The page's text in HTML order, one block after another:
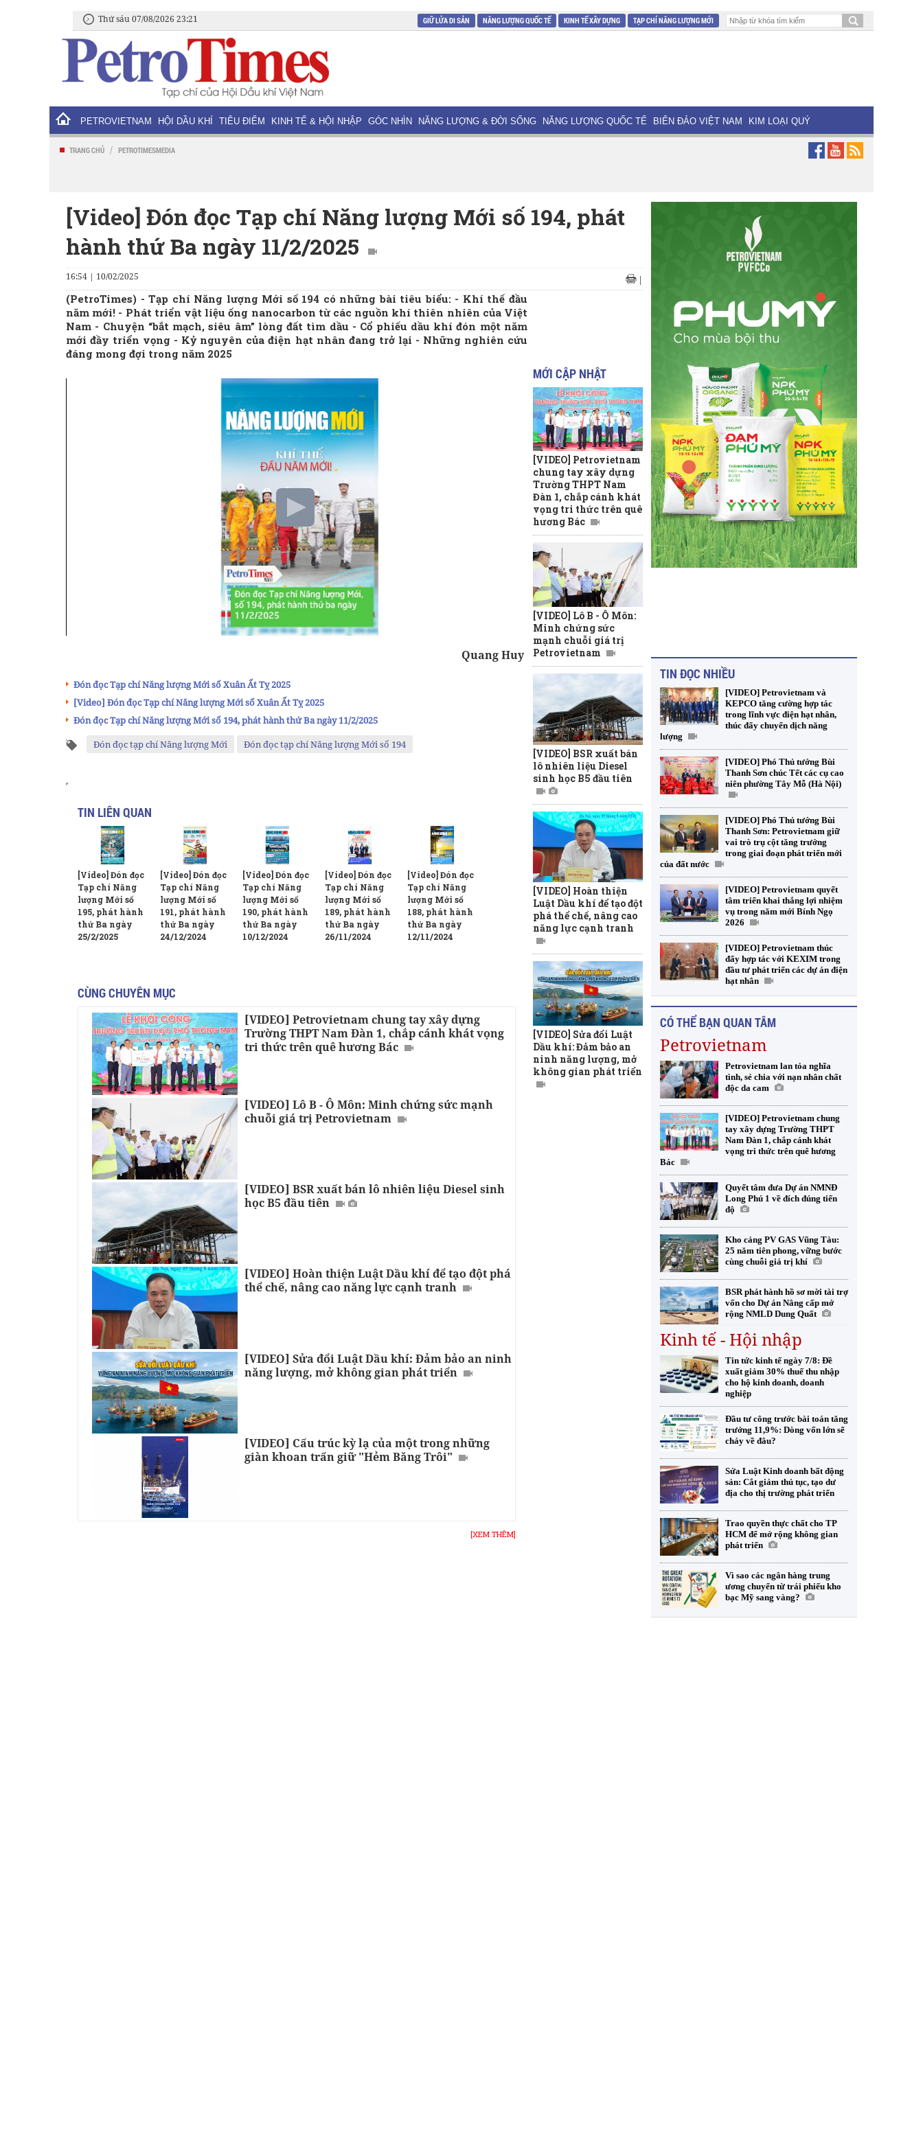
Thứ sáu 07/08/2026 23:21 GIỮ LỬA DI SẢN NĂNG LƯỢNG QUỐC TẾ KINH TẾ XÂY DỰNG TẠP CHÍ NĂNG LƯỢNG MỚI
PETROVIETNAM HỘI DẦU KHÍ TIÊU ĐIỂM KINH TẾ & HỘI NHẬP GÓC NHÌN NĂNG LƯỢNG & ĐỜI SỐNG NĂNG LƯỢNG QUỐC TẾ BIỂN ĐẢO VIỆT NAM KIM LOẠI QUÝ
TRANG CHỦ / PETROTIMESMEDIA
[Video] Đón đọc Tạp chí Năng lượng Mới số 194, phát
hành thứ Ba ngày 11/2/2025
16:54 | 10/02/2025 |
(PetroTimes) -Tạp chí Năng lượng Mới số 194 có những bài tiêu biểu: - Khí thế đầu
năm mới! - Phát triển vật liệu ống nanocarbon từ các nguồn khí thiên nhiên của Việt
Nam - Chuyện “bắt mạch, siêu âm” lòng đất tìm dầu - Cổ phiếu dầu khí đón một năm
mới đầy triển vọng - Kỷ nguyên của điện hạt nhân đang trở lại - Những nghiên cứu
đáng mong đợi trong năm 2025
Quang Huy
Đón đọc Tạp chí Năng lượng Mới số Xuân Ất Tỵ 2025
[Video] Đón đọc Tạp chí Năng lượng Mới số Xuân Ất Tỵ 2025
Đón đọc Tạp chí Năng lượng Mới số 194, phát hành thứ Ba ngày 11/2/2025
Đón đọc tạp chí Năng lượng Mới
Đón đọc tạp chí Năng lượng Mới số 194
TIN LIÊN QUAN
[Video] Đón đọc
Tạp chí Năng
lượng Mới số
195, phát hành
thứ Ba ngày
25/2/2025
[Video] Đón đọc
Tạp chí Năng
lượng Mới số
191, phát hành
thứ Ba ngày
24/12/2024
[Video] Đón đọc
Tạp chí Năng
lượng Mới số
190, phát hành
thứ Ba ngày
10/12/2024
[Video] Đón đọc
Tạp chí Năng
lượng Mới số
189, phát hành
thứ Ba ngày
26/11/2024
[Video] Đón đọc
Tạp chí Năng
lượng Mới số
188, phát hành
thứ Ba ngày
12/11/2024
CÙNG CHUYÊN MỤC
[VIDEO] Petrovietnam chung tay xây dựng
Trường THPT Nam Đàn 1, chắp cánh khát vọng
tri thức trên quê hương Bác
[VIDEO] Lô B - Ô Môn: Minh chứng sức mạnh
chuỗi giá trị Petrovietnam
[VIDEO] BSR xuất bán lô nhiên liệu Diesel sinh
học B5 đầu tiên
[VIDEO] Hoàn thiện Luật Dầu khí để tạo đột phá
thể chế, nâng cao năng lực cạnh tranh
[VIDEO] Sửa đổi Luật Dầu khí: Đảm bảo an ninh
năng lượng, mở không gian phát triển
[VIDEO] Cấu trúc kỳ lạ của một trong những
giàn khoan trấn giữ "Hẻm Băng Trôi"
[XEM THÊM]
MỚI CẬP NHẬT
[VIDEO] Petrovietnam
chung tay xây dựng
Trường THPT Nam
Đàn 1, chắp cánh khát
vọng tri thức trên quê
hương Bác
[VIDEO] Lô B - Ô Môn:
Minh chứng sức
mạnh chuỗi giá trị
Petrovietnam
[VIDEO] BSR xuất bán
lô nhiên liệu Diesel
sinh học B5 đầu tiên
[VIDEO] Hoàn thiện
Luật Dầu khí để tạo đột
phá thể chế, nâng cao
năng lực cạnh tranh
[VIDEO] Sửa đổi Luật
Dầu khí: Đảm bảo an
ninh năng lượng, mở
không gian phát triển
TIN ĐỌC NHIỀU
[VIDEO] Petrovietnam và
KEPCO tăng cường hợp tác
trong lĩnh vực điện hạt nhân,
thúc đẩy chuyển dịch năng
lượng
[VIDEO] Phó Thủ tướng Bùi
Thanh Sơn chúc Tết các cụ cao
niên phường Tây Mỗ (Hà Nội)
[VIDEO] Phó Thủ tướng Bùi
Thanh Sơn: Petrovietnam giữ
vai trò trụ cột tăng trưởng
trong giai đoạn phát triển mới
của đất nước
[VIDEO] Petrovietnam quyết
tâm triển khai thắng lợi nhiệm
vụ trong năm mới Bính Ngọ
2026
[VIDEO] Petrovietnam thúc
đẩy hợp tác với KEXIM trong
đầu tư phát triển các dự án điện
hạt nhân
CÓ THỂ BẠN QUAN TÂM
Petrovietnam
Petrovietnam lan tỏa nghĩa
tình, sẻ chia với nạn nhân chất
độc da cam
[VIDEO] Petrovietnam chung
tay xây dựng Trường THPT
Nam Đàn 1, chắp cánh khát
vọng tri thức trên quê hương
Bác
Quyết tâm đưa Dự án NMNĐ
Long Phú 1 về đích đúng tiến
độ
Kho cảng PV GAS Vũng Tàu:
25 năm tiên phong, vững bước
cùng chuỗi giá trị khí
BSR phát hành hồ sơ mời tài trợ
vốn cho Dự án Nâng cấp mở
rộng NMLD Dung Quất
Kinh tế - Hội nhập
Tin tức kinh tế ngày 7/8: Đề
xuất giảm 30% thuế thu nhập
cho hộ kinh doanh, doanh
nghiệp
Đầu tư công trước bài toán tăng
trưởng 11,9%: Dòng vốn lớn sẽ
chảy về đâu?
Sửa Luật Kinh doanh bất động
sản: Cắt giảm thủ tục, tạo dư
địa cho thị trường phát triển
Trao quyền thực chất cho TP
HCM để mở rộng không gian
phát triển
Vì sao các ngân hàng trung
ương chuyển từ trái phiếu kho
bạc Mỹ sang vàng?